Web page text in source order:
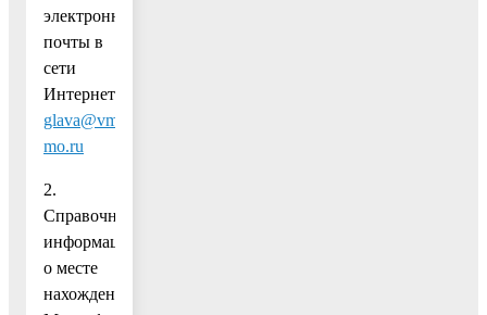
электронной
почты в
сети
Интернет:
glava@vmr-
mo.ru
2.
Справочная
информация
о месте
нахождения